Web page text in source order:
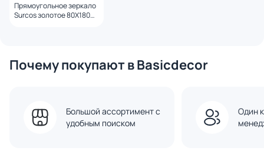
Прямоугольное зеркало
Surcos золотое 80X180
Почему покупают в Basicdecor
Большой ассортимент с
удобным поиском
Один